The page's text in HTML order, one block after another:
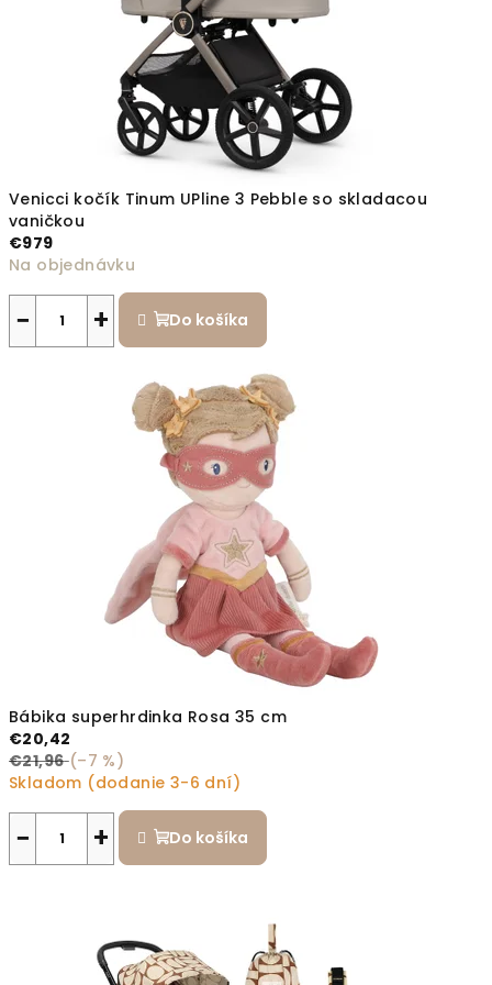
Venicci kočík Tinum UPline 3 Pebble so skladacou
vaničkou
€979
Na objednávku
+
− Do košíka
Bábika superhrdinka Rosa 35 cm
€20,42
€21,96 (–7 %)
Skladom (dodanie 3-6 dní)
+
− Do košíka